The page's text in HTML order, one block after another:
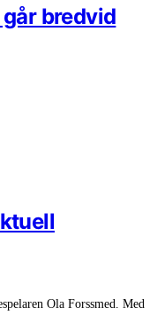
bredvid
Ola Forssmed. Med